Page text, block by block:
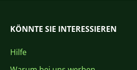
KÖNNTE SIE INTERESSIEREN
Hilfe